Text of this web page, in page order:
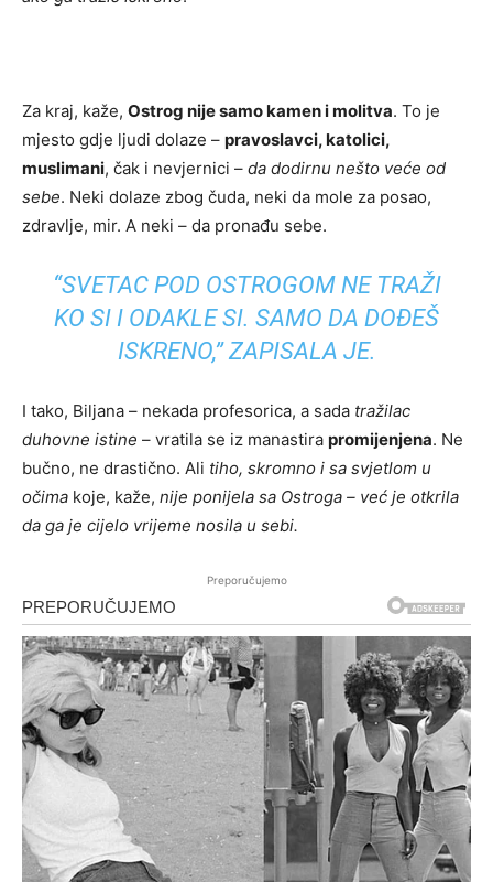
Za kraj, kaže, Ostrog nije samo kamen i molitva. To je
mjesto gdje ljudi dolaze – pravoslavci, katolici,
muslimani, čak i nevjernici – da dodirnu nešto veće od
sebe. Neki dolaze zbog čuda, neki da mole za posao,
zdravlje, mir. A neki – da pronađu sebe.
“SVETAC POD OSTROGOM NE TRAŽI
KO SI I ODAKLE SI. SAMO DA DOĐEŠ
ISKRENO,”ZAPISALA JE.
I tako, Biljana – nekada profesorica, a sada tražilac
duhovne istine – vratila se iz manastira promijenjena. Ne
bučno, ne drastično. Ali tiho, skromno i sa svjetlom u
očima koje, kaže, nije ponijela sa Ostroga – već je otkrila
da ga je cijelo vrijeme nosila u sebi.
Preporučujemo